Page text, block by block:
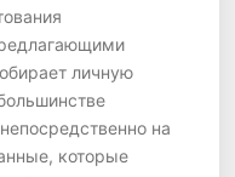
личную
на
которые